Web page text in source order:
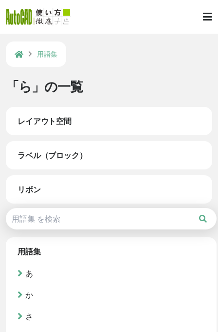
用語集
「ら」の一覧
レイアウト空間
ラベル（ブロック）
リボン
用語集
あ
か
さ